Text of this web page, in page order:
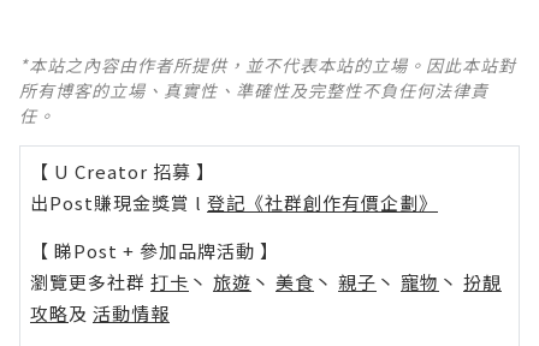
*本站之內容由作者所提供，並不代表本站的立場。因此本站對
所有博客的立場、真實性、準確性及完整性不負任何法律責
任。
【 U Creator 招募 】
出Post賺現金獎賞 l 登記《社群創作有價企劃》
【 睇Post + 參加品牌活動 】
瀏覽更多社群 打卡 丶 旅遊 丶 美食 丶 親子 丶 寵物 丶 扮靚
攻略及 活動情報